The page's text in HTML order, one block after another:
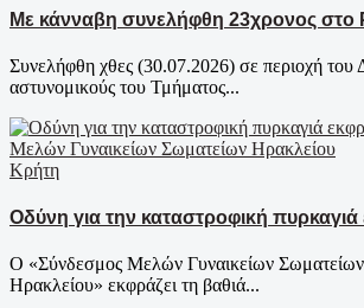
Με κάνναβη συνελήφθη 23χρονος στο
Συνελήφθη χθες (30.07.2026) σε περιοχή
αστυνομικούς του Τμήματος...
Κρήτη
Οδύνη για την καταστροφική πυρκαγιά
Ο «Σύνδεσμος Μελών Γυναικείων
Ηρακλείου» εκφράζει τη βαθιά...